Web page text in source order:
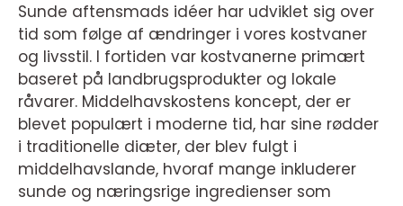
Sunde aftensmads idéer har udviklet sig over
tid som følge af ændringer i vores kostvaner
og livsstil. I fortiden var kostvanerne primært
baseret på landbrugsprodukter og lokale
råvarer. Middelhavskostens koncept, der er
blevet populært i moderne tid, har sine rødder
i traditionelle diæter, der blev fulgt i
middelhavslande, hvoraf mange inkluderer
sunde og næringsrige ingredienser som